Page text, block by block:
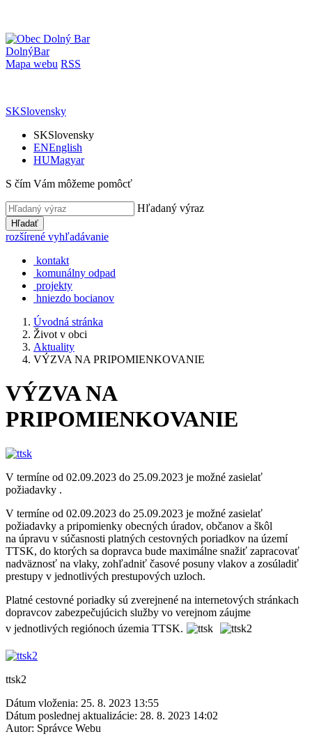
DolnýBar
Mapa webu RSS
SKSlovensky
SKSlovensky
ENEnglish
HUMagyar
S čím Vám môžeme pomôcť
Hľadaný výraz
Hľadať
rozšírené vyhľadávanie
kontakt
komunálny odpad
projekty
hniezdo bocianov
Úvodná stránka
Život v obci
Aktuality
VÝZVA NA PRIPOMIENKOVANIE
VÝZVA NA
PRIPOMIENKOVANIE
V termíne od 02.09.2023 do 25.09.2023 je možné zasielať
požiadavky .
V termíne od 02.09.2023 do 25.09.2023 je možné zasielať
požiadavky a pripomienky obecných úradov, občanov a škôl
na úpravu v súčasnosti platných cestovných poriadkov na území
TTSK, do ktorých sa dopravca bude maximálne snažiť zapracovať
nadväznosť na vlaky, zohľadniť časové posuny vlakov a zosúladiť
prestupy v jednotlivých prestupových uzloch.
Platné cestovné poriadky sú zverejnené na internetových stránkach
dopravcov zabezpečujúcich služby vo verejnom záujme
v jednotlivých regiónoch územia TTSK.
ttsk2
Dátum vloženia: 25. 8. 2023 13:55
Dátum poslednej aktualizácie: 28. 8. 2023 14:02
Autor: Správce Webu